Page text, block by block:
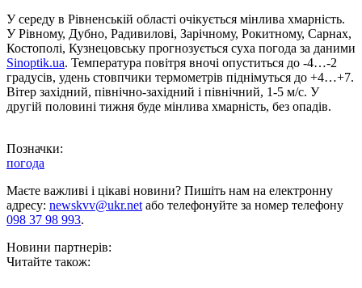
У середу в Рівненській області очікується мінлива хмарність.
У Рівному, Дубно, Радивилові, Зарічному, Рокитному, Сарнах,
Костополі, Кузнецовську прогнозується суха погода за даними
Sinoptik.ua. Температура повітря вночі опуститься до -4…-2
градусів, удень стовпчики термометрів піднімуться до +4…+7.
Вітер західний, північно-західний і північний, 1-5 м/с. У
другій половині тижня буде мінлива хмарність, без опадів.
Позначки:
погода
Маєте важливі і цікаві новини? Пишіть нам на електронну
адресу: newskvv@ukr.netабо телефонуйте за номер телефону
098 37 98 993.
Новини партнерів:
Читайте також: